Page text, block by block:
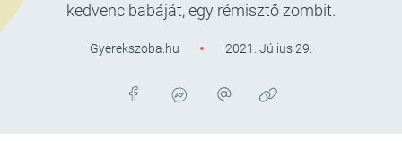
kedvenc babáját, egy rémisztő zombit.
Gyerekszoba.hu 2021. Július 29.